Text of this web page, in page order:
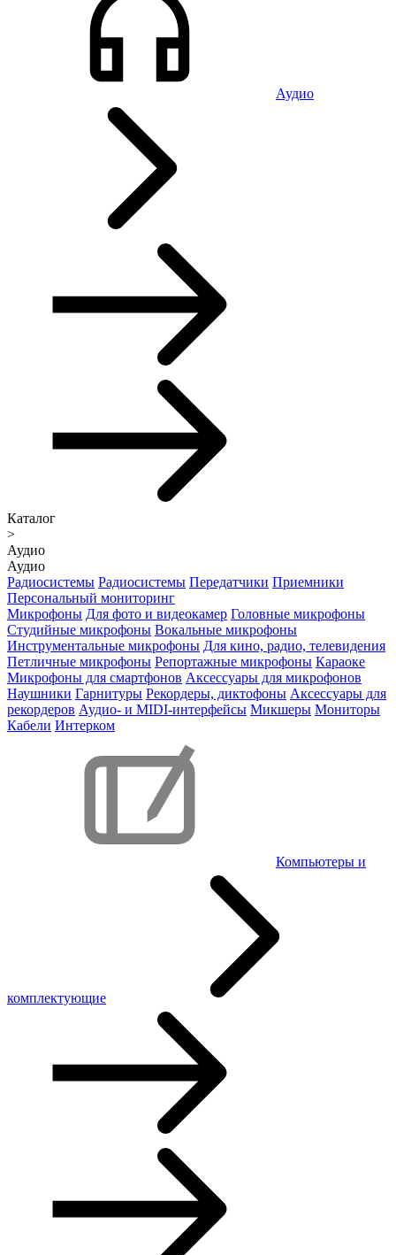
Аудио
Каталог
>
Аудио
Аудио
Радиосистемы Радиосистемы Передатчики Приемники
Персональный мониторинг
Микрофоны Для фото и видеокамер Головные микрофоны
Студийные микрофоны Вокальные микрофоны
Инструментальные микрофоны Для кино, радио, телевидения
Петличные микрофоны Репортажные микрофоны Караоке
Микрофоны для смартфонов Аксессуары для микрофонов
Наушники Гарнитуры Рекордеры, диктофоны Аксессуары для
рекордеров Аудио- и MIDI-интерфейсы Микшеры Мониторы
Кабели Интерком
Компьютеры и
комплектующие